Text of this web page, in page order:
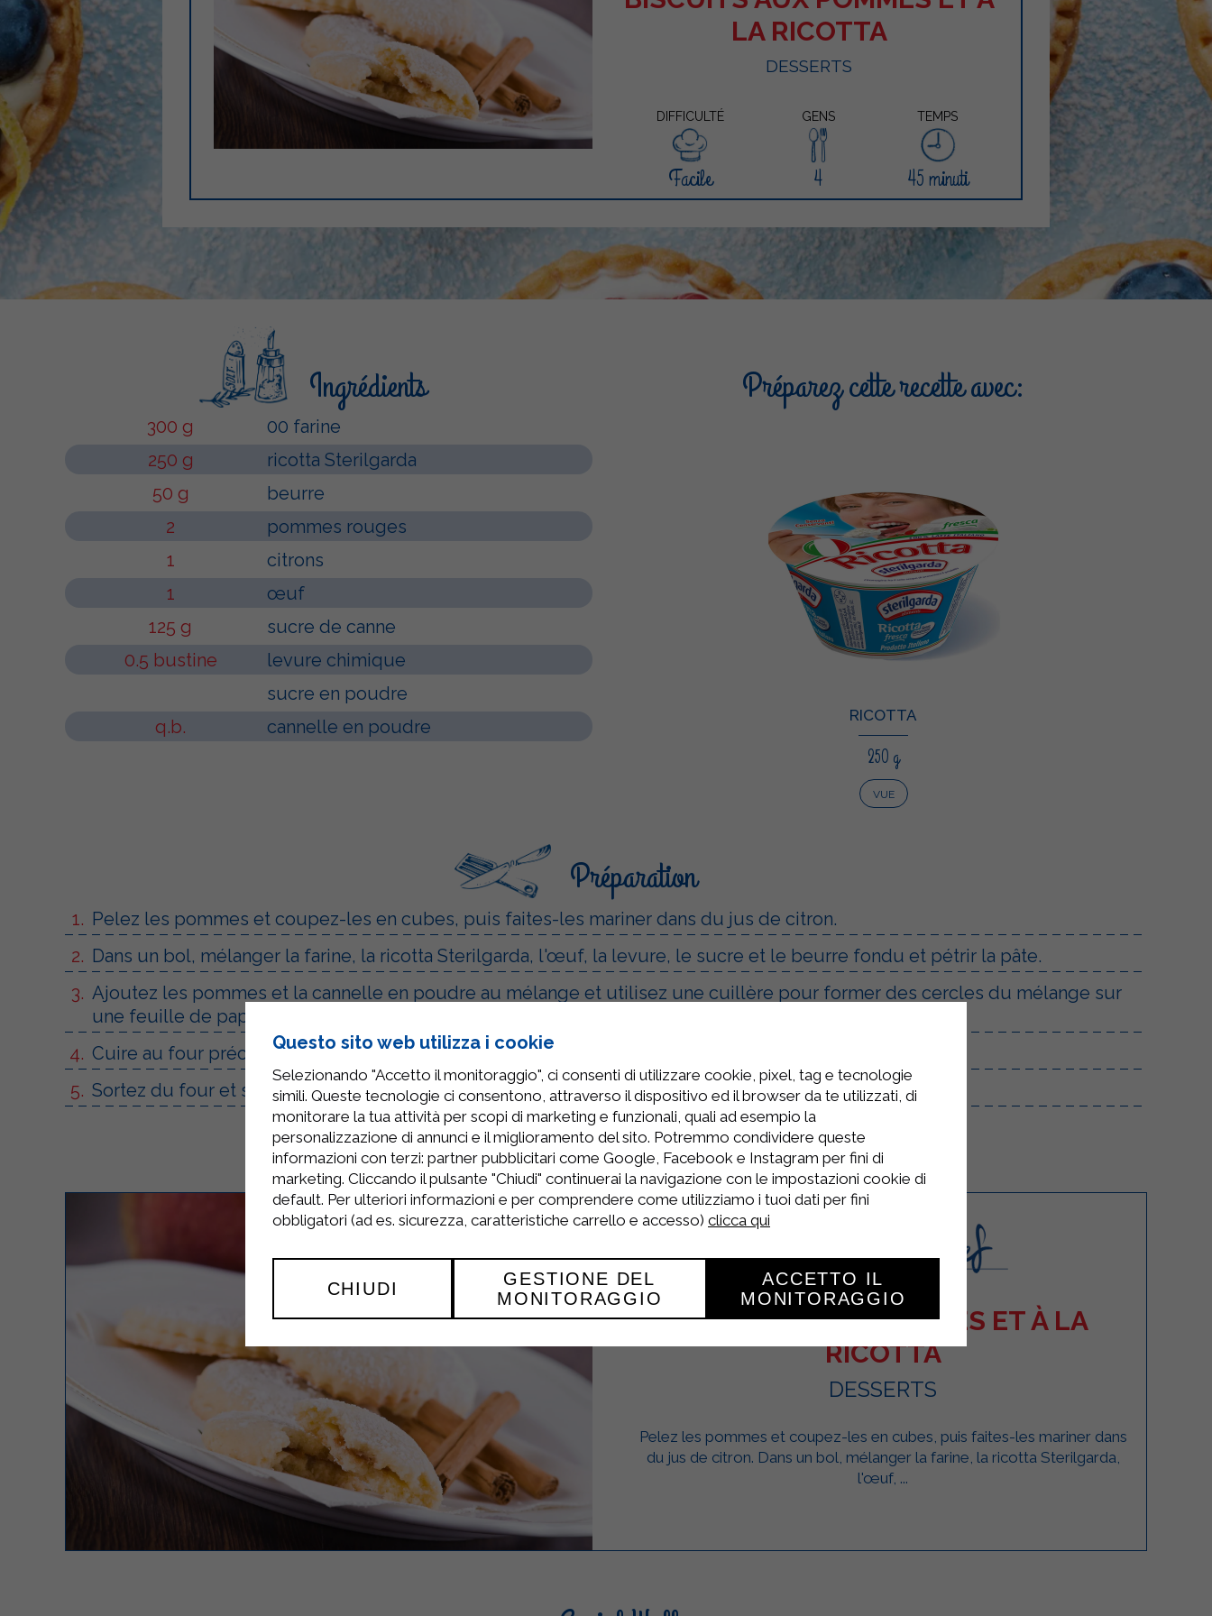
LA RICOTTA
DESSERTS
DIFFICULTÉ GENS TEMPS
Facile 4 45 minuti
Ingrédients
300 g
00 farine
250 g
ricotta Sterilgarda
50 g
beurre
2
pommes rouges
1
citrons
1
œuf
125 g
sucre de canne
0.5 bustine
levure chimique
sucre en poudre
q.b.
cannelle en poudre
Préparez cette recette avec:
RICOTTA
250 g
VUE
Préparation
Pelez les pommes et coupez-les en cubes, puis faites-les mariner dans du jus de citron.
Dans un bol, mélanger la farine, la ricotta Sterilgarda, l'œuf, la levure, le sucre et le beurre fondu et pétrir la pâte.
Ajoutez les pommes et la cannelle en poudre au mélange et utilisez une cuillère pour former des cercles du mélange sur
une feuille de papier sulfurisé.
Cuire au four préchauffé à 180° pendant environ 20 minutes.
Sortez du four et saupoudrez de sucre glace.
BISCUITS AUX POMMES ET À LA
RICOTTA
DESSERTS
Pelez les pommes et coupez-les en cubes, puis faites-les mariner dans
du jus de citron. Dans un bol, mélanger la farine, la ricotta Sterilgarda,
l'œuf, ...
Questo sito web utilizza i cookie
Selezionando "Accetto il monitoraggio", ci consenti di utilizzare cookie, pixel, tag e tecnologie
simili. Queste tecnologie ci consentono, attraverso il dispositivo ed il browser da te utilizzati, di
monitorare la tua attività per scopi di marketing e funzionali, quali ad esempio la
personalizzazione di annunci e il miglioramento del sito. Potremmo condividere queste
informazioni con terzi: partner pubblicitari come Google, Facebook e Instagram per fini di
marketing. Cliccando il pulsante "Chiudi" continuerai la navigazione con le impostazioni cookie di
default. Per ulteriori informazioni e per comprendere come utilizziamo i tuoi dati per fini
obbligatori (ad es. sicurezza, caratteristiche carrello e accesso) clicca qui
CHIUDI
GESTIONE DEL
MONITORAGGIO
ACCETTO IL
MONITORAGGIO